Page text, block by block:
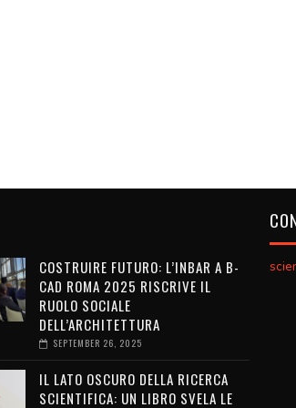
COSTRUIRE FUTURO: L’INBAR A B-
CAD ROMA 2025 RISCRIVE IL
RUOLO SOCIALE
DELL’ARCHITETTURA
SEPTEMBER 26, 2025
IL LATO OSCURO DELLA RICERCA
SCIENTIFICA: UN LIBRO SVELA LE